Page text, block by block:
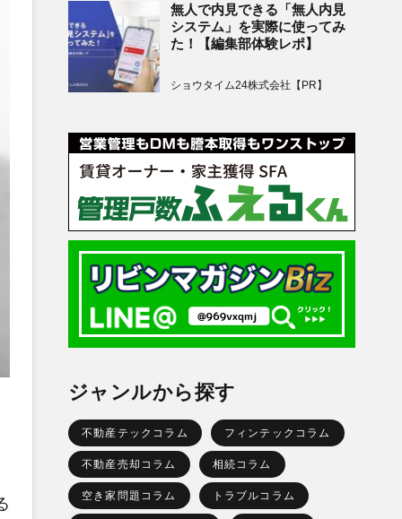
無人で内見できる「無人内見
システム」を実際に使ってみ
た！【編集部体験レポ】
ショウタイム24株式会社【PR】
ジャンルから探す
不動産テックコラム フィンテックコラム
不動産売却コラム 相続コラム
空き家問題コラム トラブルコラム